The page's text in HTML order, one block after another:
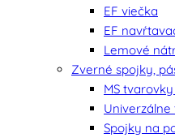
EF viečka
EF
Lemové
Zverné spojky,
MS tvarovky
Spojky na